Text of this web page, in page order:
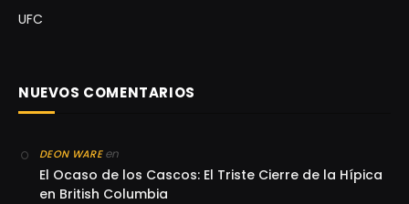
UFC
NUEVOS COMENTARIOS
DEON WAREen
El Ocaso de los Cascos: El Triste Cierre de la Hípica
en British Columbia